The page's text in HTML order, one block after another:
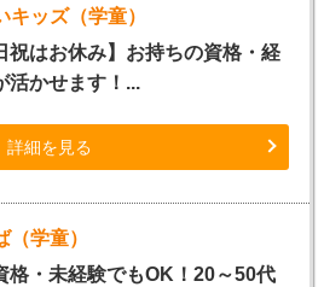
ッズ（学童）
祝はお休み】お持ちの資格・経
活かせます！...
詳細を見る
学童）
格・未経験でもOK！20～50代